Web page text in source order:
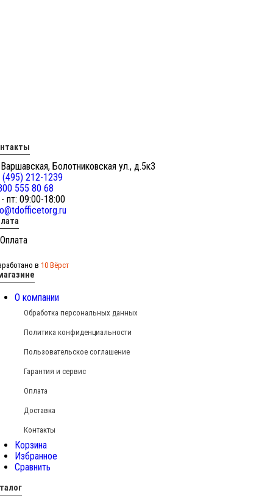
Болотниковская ул., д.5к3
(495) 212-1239
555 80 68
пт: 09:00-18:00
в 10 Вёрст
О компании
Обработка персональных данных
Политика конфиденциальности
Пользовательское соглашение
Гарантия и сервис
Оплата
Доставка
Контакты
Корзина
Избранное
Сравнить